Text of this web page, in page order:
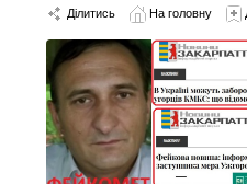
Ділитись На головну